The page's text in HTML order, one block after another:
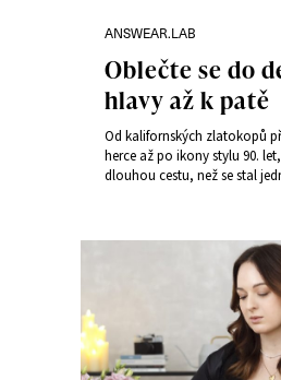
ANSWEAR.LAB
Oblečte se do
hlavy až k patě
Od kalifornských zlatokopů
herce až po ikony stylu 90.
dlouhou cestu, než se stal
LIVE.LOVE.DENIM značky